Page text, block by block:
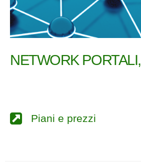
NETWORK PORTALI,
Piani e prezzi